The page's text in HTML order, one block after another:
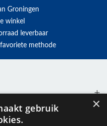
Groningen
winkel
leverbaar
methode
×
gebruik